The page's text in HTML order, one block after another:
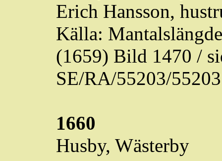
Erich Hansson,
Källa:
(1659) Bild 1470 /
SE/RA/55203/
1660
Husby, Wästerby